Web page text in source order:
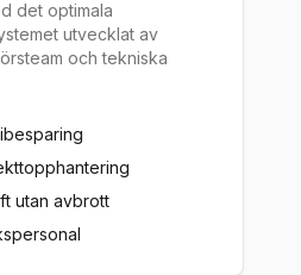
det optimala
utvecklat av
och tekniska
utan avbrott